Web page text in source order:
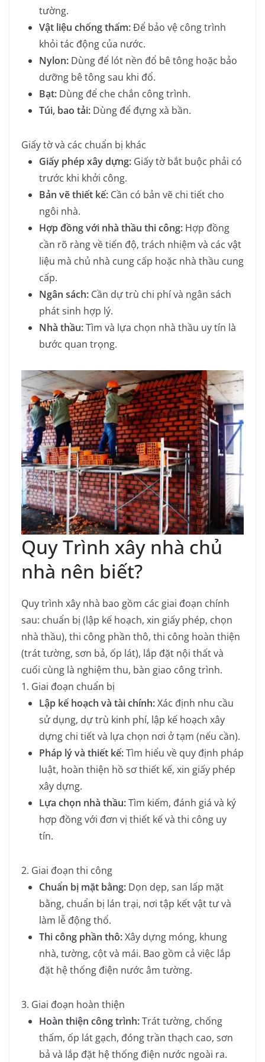
tường.
Vật liệu chống thấm:Để bảo vệ công trình
khỏi tác động của nước.
Nylon: Dùng để lót nền đổ bê tông hoặc bảo
dưỡng bê tông sau khi đổ.
Bạt: Dùng để che chắn công trình.
Túi, bao tải: Dùng để đựng xà bần.
Giấy tờ và các chuẩn bị khác
Giấy phép xây dựng: Giấy tờ bắt buộc phải có
trước khi khởi công.
Bản vẽ thiết kế: Cần có bản vẽ chi tiết cho
ngôi nhà.
Hợp đồng với nhà thầu thi công: Hợp đồng
cần rõ ràng về tiến độ, trách nhiệm và các vật
liệu mà chủ nhà cung cấp hoặc nhà thầu cung
cấp.
Ngân sách: Cần dự trù chi phí và ngân sách
phát sinh hợp lý.
Nhà thầu:Tìm và lựa chọn nhà thầu uy tín là
bước quan trọng.
Quy Trình xây nhà chủ
nhà nên biết?
Quy trình xây nhà bao gồm các giai đoạn chính
sau: chuẩn bị (lập kế hoạch, xin giấy phép, chọn
nhà thầu), thi công phần thô, thi công hoàn thiện
(trát tường, sơn bả, ốp lát), lắp đặt nội thất và
cuối cùng là nghiệm thu, bàn giao công trình.
1. Giai đoạn chuẩn bị
Lập kế hoạch và tài chính:Xác định nhu cầu
sử dụng, dự trù kinh phí, lập kế hoạch xây
dựng chi tiết và lựa chọn nơi ở tạm (nếu cần).
Pháp lý và thiết kế:Tìm hiểu về quy định pháp
luật, hoàn thiện hồ sơ thiết kế, xin giấy phép
xây dựng.
Lựa chọn nhà thầu:Tìm kiếm, đánh giá và ký
hợp đồng với đơn vị thiết kế và thi công uy
tín.
2. Giai đoạn thi công
Chuẩn bị mặt bằng: Dọn dẹp, san lấp mặt
bằng, chuẩn bị lán trại, nơi tập kết vật tư và
làm lễ động thổ.
Thi công phần thô:Xây dựng móng, khung
nhà, tường, cột và mái. Bao gồm cả việc lắp
đặt hệ thống điện nước âm tường.
3. Giai đoạn hoàn thiện
Hoàn thiện công trình:Trát tường, chống
thấm, ốp lát gạch, đóng trần thạch cao, sơn
bả và lắp đặt hệ thống điện nước ngoài ra.